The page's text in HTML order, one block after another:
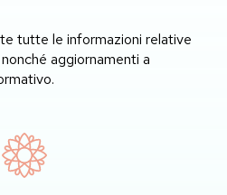
tutte le informazioni relative
aggiornamenti a